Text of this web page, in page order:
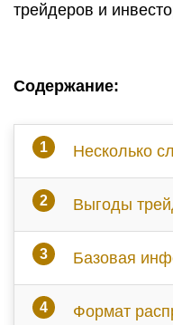
трейдеров и
Содержание:
Несколько
Выгоды
Базовая
Формат